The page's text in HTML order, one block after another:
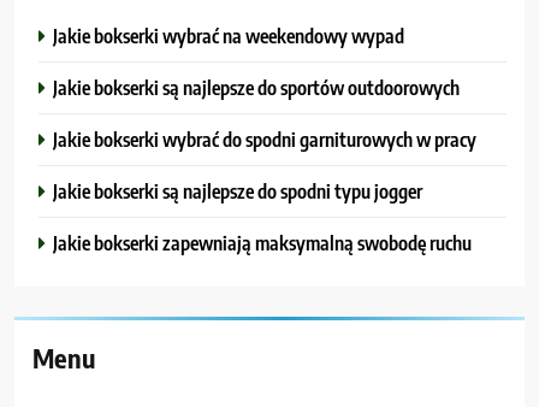
Jakie bokserki wybrać na weekendowy wypad
Jakie bokserki są najlepsze do sportów outdoorowych
Jakie bokserki wybrać do spodni garniturowych w pracy
Jakie bokserki są najlepsze do spodni typu jogger
Jakie bokserki zapewniają maksymalną swobodę ruchu
Menu